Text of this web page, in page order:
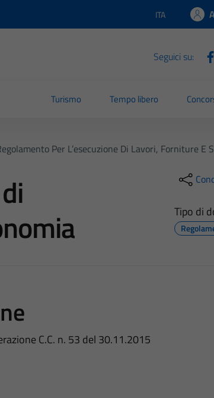
Lingua attiva:
ITA
Seguici su:
Turismo Tempo libero
Per L’esecuzione Di Lavori, Forniture E
Tipo di
C.C. n. 53 del 30.11.2015